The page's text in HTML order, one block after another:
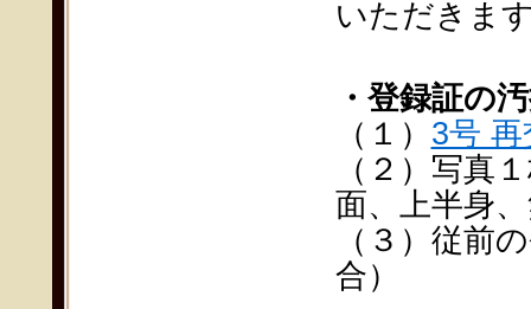
いただきま
・登録証の
（１） 3号
（２）写真
面、上半身
（３）従前
合）